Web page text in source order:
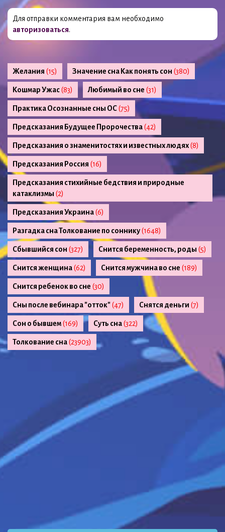
Для отправки комментария вам необходимо
авторизоваться.
Желания (15) Значение сна Как понять сон (380)
Кошмар Ужас(83) Любимый во сне (31)
Практика Осознанные сны ОС(75)
Предсказания Будущее Пророчества(42)
Предсказания о знаменитостях и известных людях(8)
Предсказания Россия (16)
Предсказания стихийные бедствия и природные
катаклизмы (2)
Предсказания Украина(6)
Разгадка сна Толкование по соннику(1648)
Сбывшийся сон (327) Снится беременность, роды (5)
Снится женщина(62) Снится мужчина во сне (189)
Снится ребенок во сне (30)
Сны после вебинара "отток"(47) Снятся деньги (7)
Сон о бывшем(169) Суть сна(322)
Толкование сна(23903)